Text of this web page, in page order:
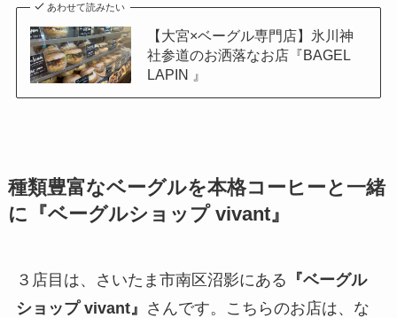
あわせて読みたい
【大宮×ベーグル専門店】氷川神
社参道のお洒落なお店『BAGEL
LAPIN 』
種類豊富なベーグルを本格コーヒーと一緒
に 『ベーグルショップ vivant』
３店目は、さいたま市南区沼影にある 『ベーグル
ショップ vivant』 さんです。こちらのお店は、な